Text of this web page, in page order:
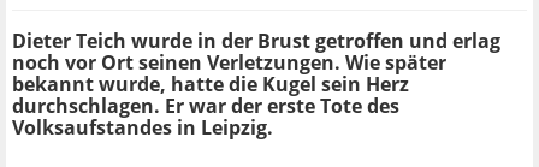
Dieter Teich wurde in der Brust getroffen und erlag
noch vor Ort seinen Verletzungen. Wie später
bekannt wurde, hatte die Kugel sein Herz
durchschlagen. Er war der erste Tote des
Volksaufstandes in Leipzig.